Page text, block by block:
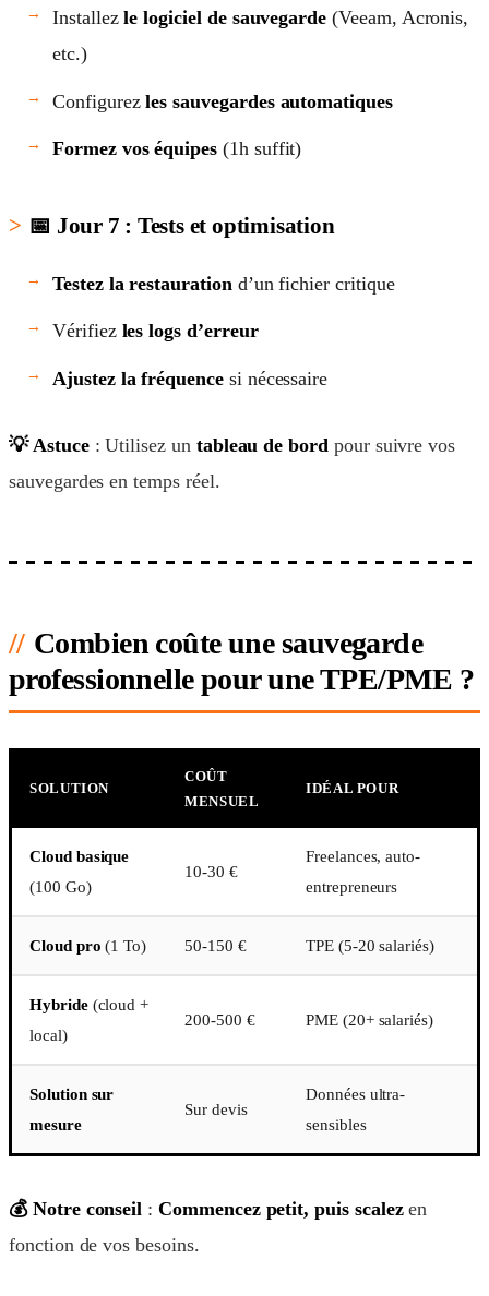
Installezle logiciel de sauvegarde (Veeam, Acronis,
etc.)
Configurezles sauvegardes automatiques
Formez vos équipes (1h suffit)
📅 Jour 7 : Tests et optimisation
Testez la restaurationd’un fichier critique
Vérifiez les logs d’erreur
Ajustez la fréquencesi nécessaire
💡 Astuce: Utilisez un tableau de bord pour suivre vos
sauvegardes en temps réel.
Combien coûte une sauvegarde
professionnelle pour une TPE/PME ?
SOLUTION
COÛT
MENSUEL
IDÉAL POUR
Cloud basique
(100 Go)
10-30 €
Freelances, auto-
entrepreneurs
Cloud pro (1 To) 50-150 € TPE (5-20 salariés)
Hybride(cloud +
local)
200-500 € PME (20+ salariés)
Solution sur
mesure
Sur devis
Données ultra-
sensibles
💰 Notre conseil :Commencez petit, puis scalezen
fonction de vos besoins.